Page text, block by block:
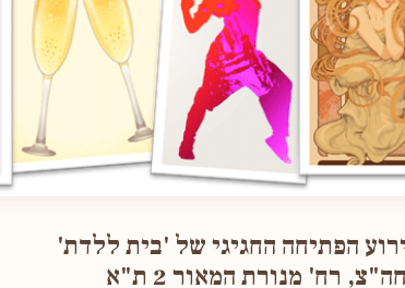
הפתיחה החגיגי של 'בית ללדת'